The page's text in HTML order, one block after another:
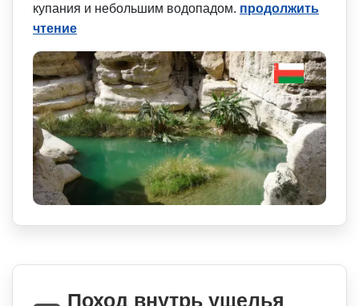
купания и небольшим водопадом. продолжить
чтение
Поход внутрь ущелья